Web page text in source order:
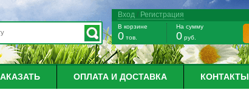
Вход / Регистрация
В корзине
0 тов.
На сумму
0 руб.
ОПЛАТА И ДОСТАВКА КОНТАКТЫ